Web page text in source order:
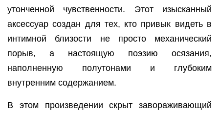
утонченной чувственности. Этот изысканный
аксессуар создан для тех, кто привык видеть в
интимной близости не просто механический
порыв, а настоящую поэзию осязания,
наполненную полутонами и глубоким
внутренним содержанием.
В этом произведении скрыт завораживающий